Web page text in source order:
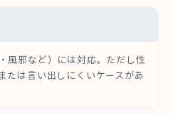
風邪など）には対応。ただし性
たは言い出しにくいケースがあ